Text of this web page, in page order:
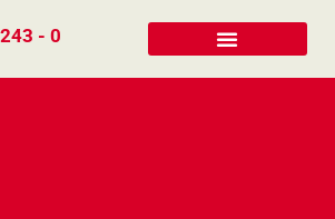
- 0